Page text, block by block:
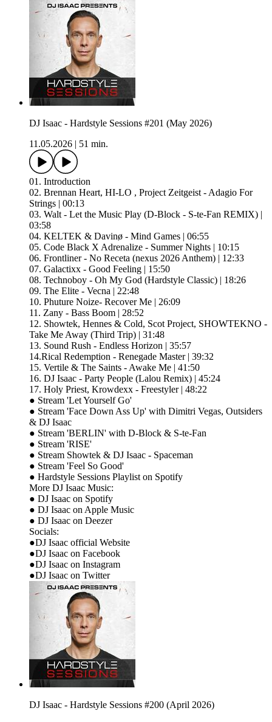
DJ Isaac - Hardstyle Sessions #201 (May 2026)
11.05.2026
51 min.
01. Introduction
02. Brennan Heart, HI-LO , Project Zeitgeist - Adagio For
Strings | 00:13
03. Walt - Let the Music Play (D-Block - S-te-Fan REMIX) |
03:58
04. KELTEK & Davinø - Mind Games | 06:55
05. Code Black X Adrenalize - Summer Nights | 10:15
06. Frontliner - No Receta (nexus 2026 Anthem) | 12:33
07. Galactixx - Good Feeling | 15:50
08. Technoboy - Oh My God (Hardstyle Classic) | 18:26
09. The Elite - Vecna | 22:48
10. Phuture Noize- Recover Me | 26:09
11. Zany - Bass Boom | 28:52
12. Showtek, Hennes & Cold, Scot Project, SHOWTEKNO -
Take Me Away (Third Trip) | 31:48
13. Sound Rush - Endless Horizon | 35:57
14.Rical Redemption - Renegade Master | 39:32
15. Vertile & The Saints - Awake Me | 41:50
16. DJ Isaac - Party People (Lalou Remix) | 45:24
17. Holy Priest, Krowdexx - Freestyler | 48:22
● Stream 'Let Yourself Go'
● Stream 'Face Down Ass Up' with Dimitri Vegas, Outsiders
& DJ Isaac
● Stream 'BERLIN' with D-Block & S-te-Fan
● Stream 'RISE'
● Stream Showtek & DJ Isaac - Spaceman
● Stream 'Feel So Good'
● Hardstyle Sessions Playlist on Spotify
More DJ Isaac Music:
● DJ Isaac on Spotify
● DJ Isaac on Apple Music
● DJ Isaac on Deezer
Socials:
●DJ Isaac official Website
●DJ Isaac on Facebook
●DJ Isaac on Instagram
●DJ Isaac on Twitter
DJ Isaac - Hardstyle Sessions #200 (April 2026)